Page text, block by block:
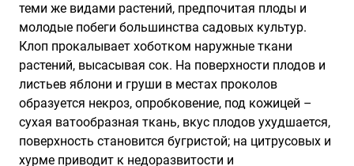
теми же видами растений, предпочитая плоды и
молодые побеги большинства садовых культур.
Клоп прокалывает хоботком наружные ткани
растений, высасывая сок. На поверхности плодов и
листьев яблони и груши в местах проколов
образуется некроз, опробковение, под кожицей –
сухая ватообразная ткань, вкус плодов ухудшается,
поверхность становится бугристой; на цитрусовых и
хурме приводит к недоразвитости и